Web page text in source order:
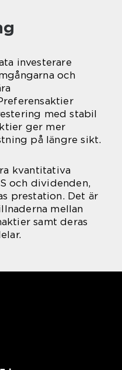
investerare
och
med stabil
ger mer
på längre sikt.
kvantitativa
och dividenden,
prestation. Det är
mellan
samt deras